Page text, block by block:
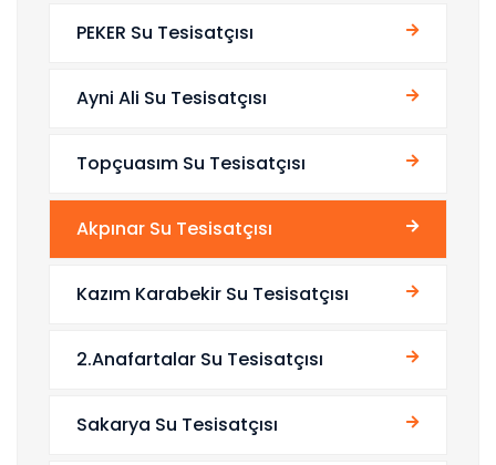
PEKER Su Tesisatçısı
Ayni Ali Su Tesisatçısı
Topçuasım Su Tesisatçısı
Akpınar Su Tesisatçısı
Kazım Karabekir Su Tesisatçısı
2.Anafartalar Su Tesisatçısı
Sakarya Su Tesisatçısı